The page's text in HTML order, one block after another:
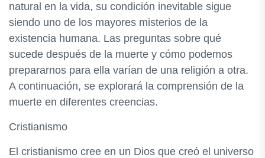
natural en la vida, su condición inevitable sigue
siendo uno de los mayores misterios de la
existencia humana. Las preguntas sobre qué
sucede después de la muerte y cómo podemos
prepararnos para ella varían de una religión a otra.
A continuación, se explorará la comprensión de la
muerte en diferentes creencias.
Cristianismo
El cristianismo cree en un Dios que creó el universo